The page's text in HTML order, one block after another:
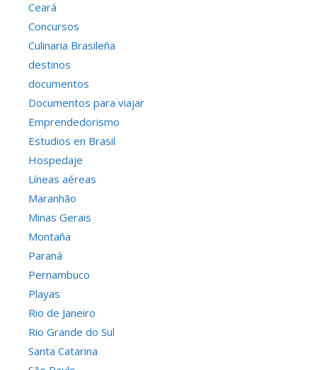
Ceará
Concursos
Culinaria Brasileña
destinos
documentos
Documentos para viajar
Emprendedorismo
Estudios en Brasil
Hospedaje
Líneas aéreas
Maranhão
Minas Gerais
Montaña
Paraná
Pernambuco
Playas
Rio de Janeiro
Rio Grande do Sul
Santa Catarina